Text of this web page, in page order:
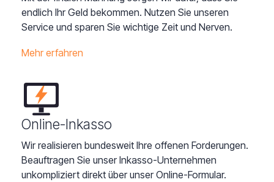
endlich Ihr Geld bekommen. Nutzen Sie unseren
Service und sparen Sie wichtige Zeit und Nerven.
Mehr erfahren
Online-Inkasso
Wir realisieren bundesweit Ihre offenen Forderungen.
Beauftragen Sie unser Inkasso-Unternehmen
unkompliziert direkt über unser Online-Formular.